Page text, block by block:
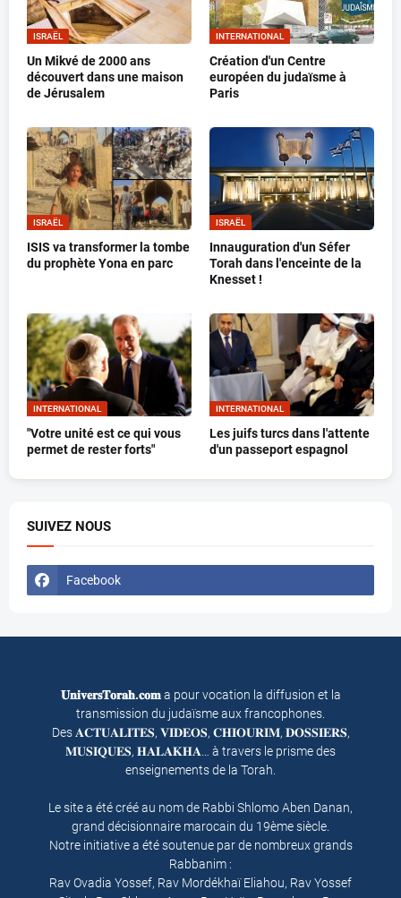
ISRAËL
Un Mikvé de 2000 ans
découvert dans une maison
de Jérusalem
INTERNATIONAL
Création d'un Centre
européen du judaïsme à
Paris
ISRAËL
ISIS va transformer la tombe
du prophète Yona en parc
ISRAËL
Innauguration d'un Séfer
Torah dans l'enceinte de la
Knesset !
INTERNATIONAL
"Votre unité est ce qui vous
permet de rester forts"
INTERNATIONAL
Les juifs turcs dans l'attente
d'un passeport espagnol
SUIVEZ NOUS
Facebook
𝐔𝐧𝐢𝐯𝐞𝐫𝐬𝐓𝐨𝐫𝐚𝐡.𝐜𝐨𝐦a pour vocation la diffusion et la
transmission du judaïsme aux francophones.
Des 𝐀𝐂𝐓𝐔𝐀𝐋𝐈𝐓𝐄𝐒, 𝐕𝐈𝐃𝐄𝐎𝐒, 𝐂𝐇𝐈𝐎𝐔𝐑𝐈𝐌, 𝐃𝐎𝐒𝐒𝐈𝐄𝐑𝐒,
𝐌𝐔𝐒𝐈𝐐𝐔𝐄𝐒, 𝐇𝐀𝐋𝐀𝐊𝐇𝐀… à travers le prisme des
enseignements de la Torah.
Le site a été créé au nom de Rabbi Shlomo Aben Danan,
grand décisionnaire marocain du 19ème siècle.
Notre initiative a été soutenue par de nombreux grands
Rabbanim :
Rav Ovadia Yossef, Rav Mordékhaï Eliahou, Rav Yossef